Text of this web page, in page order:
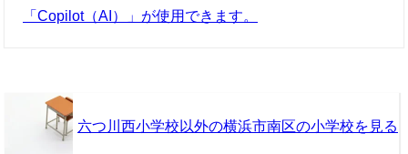
「Copilot（AI）」が使用できます。
六つ川西小学校以外の横浜市南区の小学校を見る